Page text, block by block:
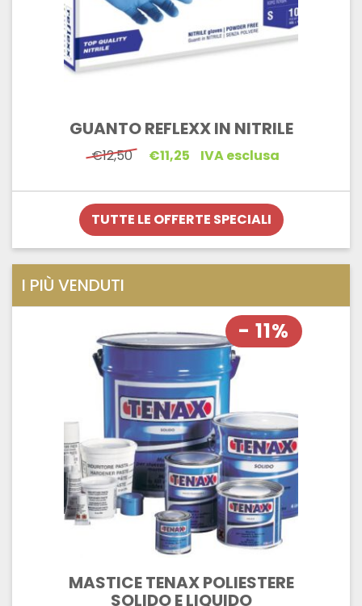
GUANTO REFLEXX IN NITRILE
€12,50 Il
era:
€12,50.
€11,25
Il
è:
€11,25.
IVA esclusa
TUTTE LE OFFERTE SPECIALI
I PIÙ VENDUTI
- 11%
MASTICE TENAX POLIESTERE
SOLIDO E LIQUIDO